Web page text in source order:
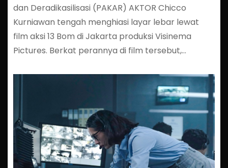
dan Deradikasilisasi (PAKAR) AKTOR Chicco
Kurniawan tengah menghiasi layar lebar lewat
film aksi 13 Bom di Jakarta produksi Visinema
Pictures. Berkat perannya di film tersebut,…